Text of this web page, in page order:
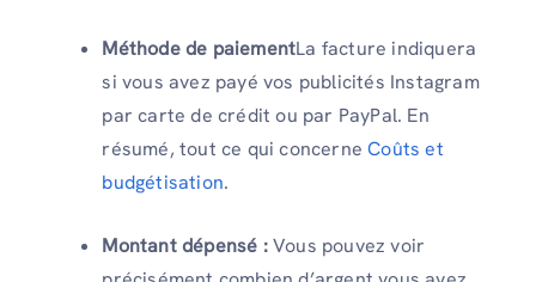
Méthode de paiementLa facture indiquera
si vous avez payé vos publicités Instagram
par carte de crédit ou par PayPal. En
résumé, tout ce qui concerneCoûts et
budgétisation.
Montant dépensé :Vous pouvez voir